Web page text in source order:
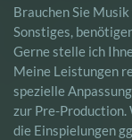
Brauchen Sie
Sonstiges,
Gerne stelle ich
Meine Leistungen
spezielle
zur Pre-
die Einspielungen